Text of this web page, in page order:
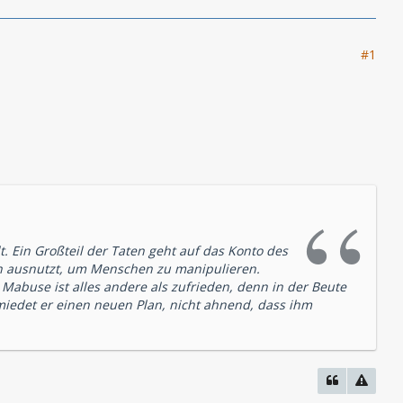
#1
Ein Großteil der Taten geht auf das Konto des
ausnutzt, um Menschen zu manipulieren.
ist alles andere als zufrieden, denn in der Beute
er einen neuen Plan, nicht ahnend, dass ihm